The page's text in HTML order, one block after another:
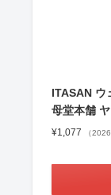
ITASAN ウ
母堂本舗
¥1,077 （